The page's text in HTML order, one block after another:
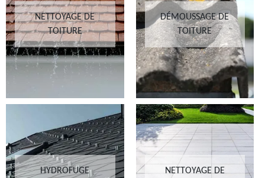
NETTOYAGE DE
TOITURE
DÉMOUSSAGE DE
TOITURE
HYDROFUGE
NETTOYAGE DE